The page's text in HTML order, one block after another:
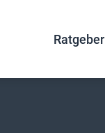
Ratgeber